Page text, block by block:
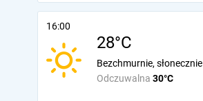
16:00
28°C
Odczuwalna 30°C
Bezchmurnie, słonecznie